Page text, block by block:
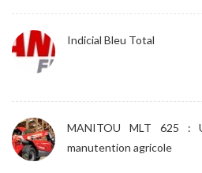
Indicial Bleu Total
MANITOU MLT 625 :
manutention agricole